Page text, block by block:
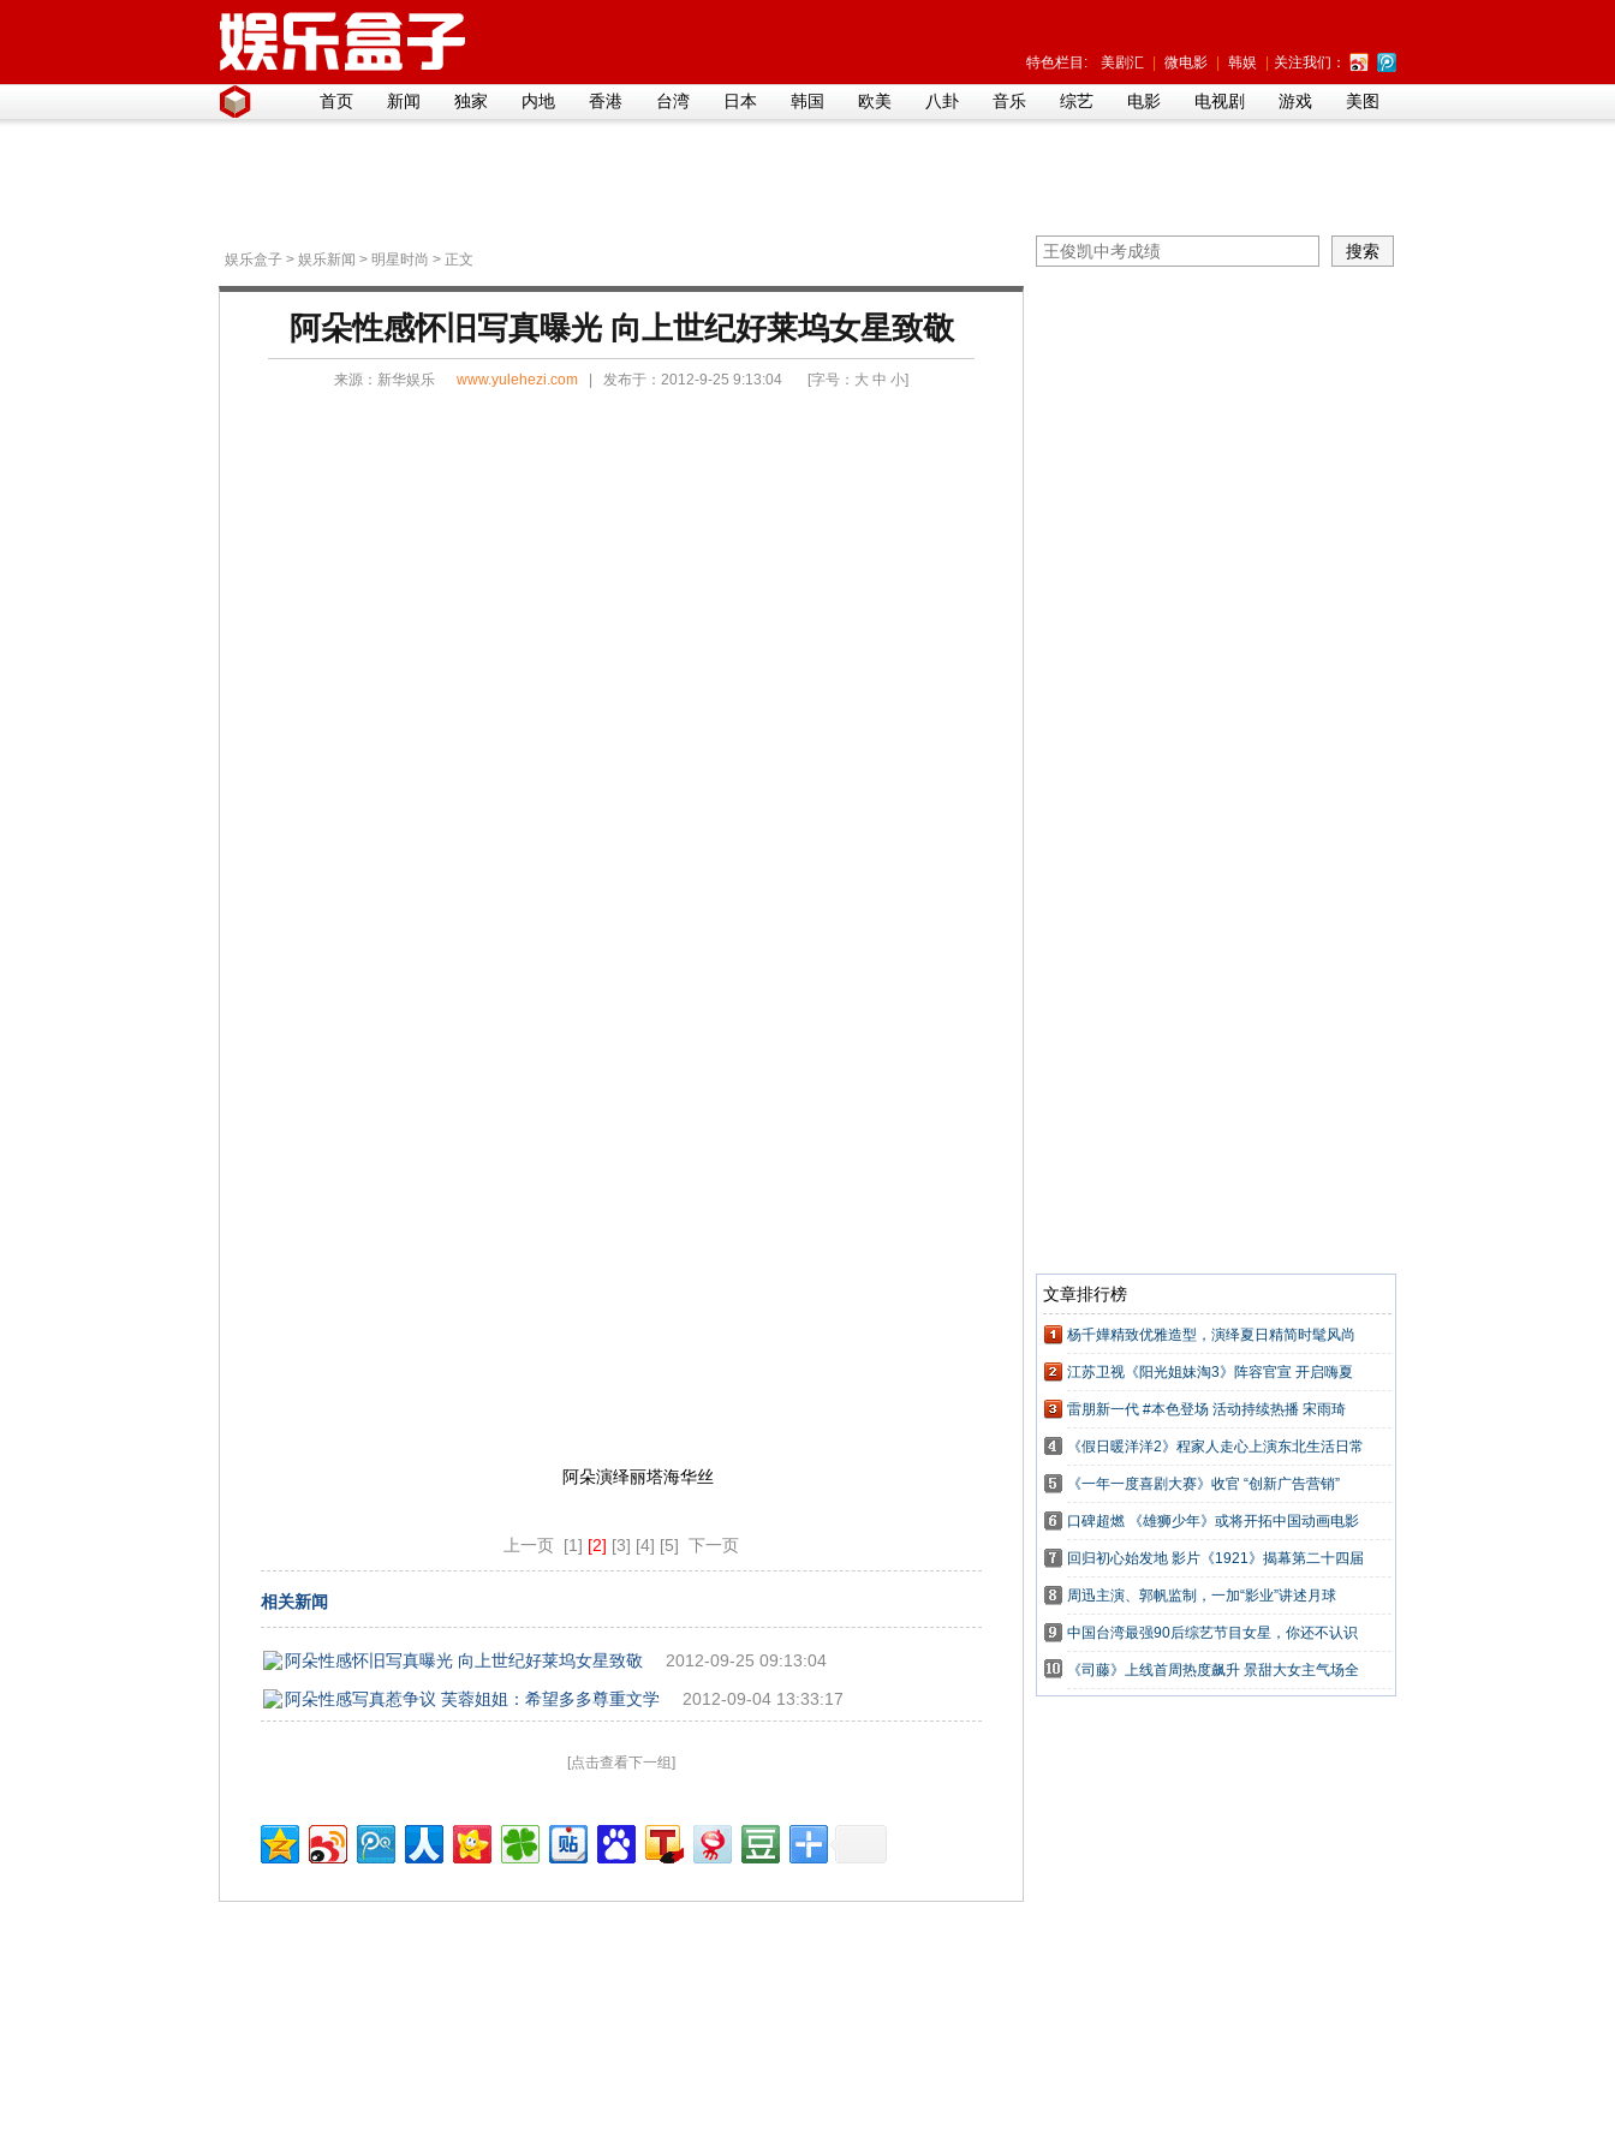
特色栏目: 美剧汇 微电影 韩娱 关注我们：
首页 新闻 独家 内地 香港 台湾 日本 韩国 欧美 八卦 音乐 综艺 电影 电视剧 游戏 美图
娱乐盒子 > 娱乐新闻 > 明星时尚 > 正文
阿朵性感怀旧写真曝光 向上世纪好莱坞女星致敬
来源： 新华娱乐 www.yulehezi.com | 发布于：2012-9-25 9:13:04 [字号： 大 中 小]
阿朵演绎丽塔海华丝
上一页 [1] [2] [3] [4] [5] 下一页
相关新闻
阿朵性感怀旧写真曝光 向上世纪好莱坞女星致敬
2012-09-25 09:13:04
阿朵性感写真惹争议 芙蓉姐姐：希望多多尊重文学
2012-09-04 13:33:17
[点击查看下一组]